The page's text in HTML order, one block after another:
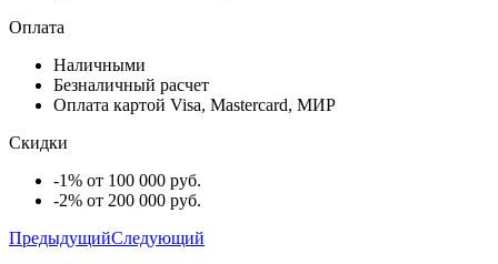
Оплата
Наличными
Безналичный расчет
Оплата картой Visa, Mastercard, МИР
Скидки
-1% от 100 000 руб.
-2% от 200 000 руб.
ПредыдущийСледующий